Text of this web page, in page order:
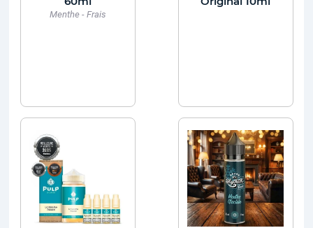
Menthe - Frais